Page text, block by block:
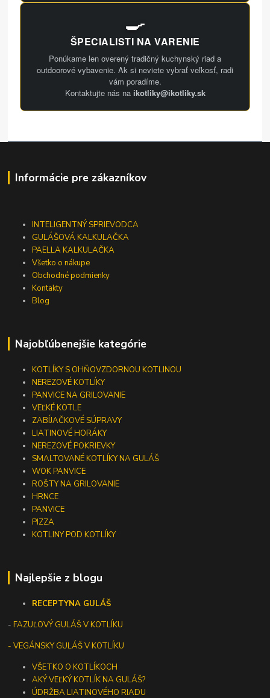
🍳
ŠPECIALISTI NA VARENIE
Ponúkame len overený tradičný kuchynský riad a
outdoorové vybavenie. Ak si neviete vybrať veľkosť, radi
vám poradíme.
Kontaktujte nás na ikotliky@ikotliky.sk
Informácie pre zákazníkov
INTELIGENTNÝ SPRIEVODCA
GULÁŠOVÁ KALKULAČKA
PAELLA KALKULAČKA
Všetko o nákupe
Obchodné podmienky
Kontakty
Blog
Najobľúbenejšie kategórie
KOTLÍKY S OHŇOVZDORNOU KOTLINOU
NEREZOVÉ KOTLÍKY
PANVICE NA GRILOVANIE
VEĽKÉ KOTLE
ZABÍJAČKOVÉ SÚPRAVY
LIATINOVÉ HORÁKY
NEREZOVÉ POKRIEVKY
SMALTOVANÉ KOTLÍKY NA GULÁŠ
WOK PANVICE
ROŠTY NA GRILOVANIE
HRNCE
PANVICE
PIZZA
KOTLINY POD KOTLÍKY
Najlepšie z blogu
RECEPTYNA GULÁŠ
-FAZUĽOVÝ GULÁŠ V KOTLÍKU
- VEGÁNSKY GULÁŠ V KOTLÍKU
VŠETKO O KOTLÍKOCH
AKÝ VEĽKÝ KOTLÍK NA GULÁŠ?
ÚDRŽBA LIATINOVÉHO RIADU